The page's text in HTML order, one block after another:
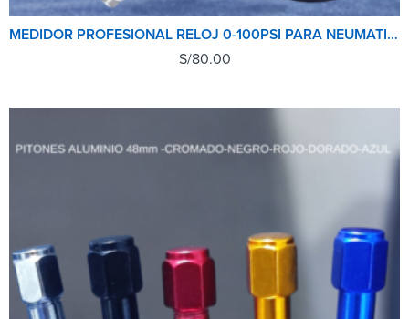
MEDIDOR PROFESIONAL RELOJ 0-100PSI PARA NEUMATICOS
S/80.00